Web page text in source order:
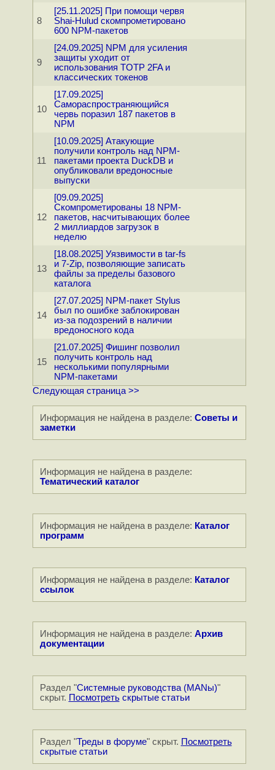
8
[25.11.2025] При помощи червя
Shai-Hulud скомпрометировано
600 NPM-пакетов
9
[24.09.2025] NPM для усиления
защиты уходит от
использования TOTP 2FA и
классических токенов
10
[17.09.2025]
Самораспространяющийся
червь поразил 187 пакетов в
NPM
11
[10.09.2025] Атакующие
получили контроль над NPM-
пакетами проекта DuckDB и
опубликовали вредоносные
выпуски
12
[09.09.2025]
Скомпрометированы 18 NPM-
пакетов, насчитывающих более
2 миллиардов загрузок в
неделю
13
[18.08.2025] Уязвимости в tar-fs
и 7-Zip, позволяющие записать
файлы за пределы базового
каталога
14
[27.07.2025] NPM-пакет Stylus
был по ошибке заблокирован
из-за подозрений в наличии
вредоносного кода
15
[21.07.2025] Фишинг позволил
получить контроль над
несколькими популярными
NPM-пакетами
Следующая страница >>
Информация не найдена в разделе: Советы и
заметки
Информация не найдена в разделе:
Тематический каталог
Информация не найдена в разделе: Каталог
программ
Информация не найдена в разделе: Каталог
ссылок
Информация не найдена в разделе: Архив
документации
Раздел "Системные руководства (MANы)"
скрыт. Посмотретьскрытые статьи
Раздел "Треды в форуме" скрыт. Посмотреть
скрытые статьи